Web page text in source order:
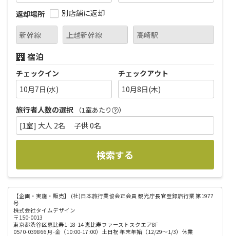
返却場所
別店舗に返却
宿泊
チェックイン
10月7日(水)
チェックアウト
10月8日(木)
旅行者人数の選択
（1室あたり ）
[1室] 大人 2名 子供 0名
検索する
【企画・実施・販売】
(社)日本旅行業協会正会員 観光庁長官登録旅行業 第1977
号
株式会社タイムデザイン
〒150-0013
東京都渋谷区恵比寿1-18-14 恵比寿ファーストスクエア8F
0570-039866 月-金（10:00-17:00）土日祝 年末年始（12/29～1/3）休業